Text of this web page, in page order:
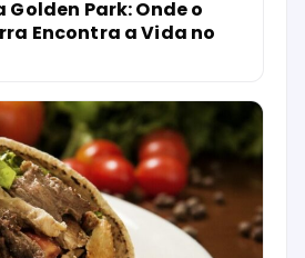
Golden Park: Onde o
Encontra a Vida no